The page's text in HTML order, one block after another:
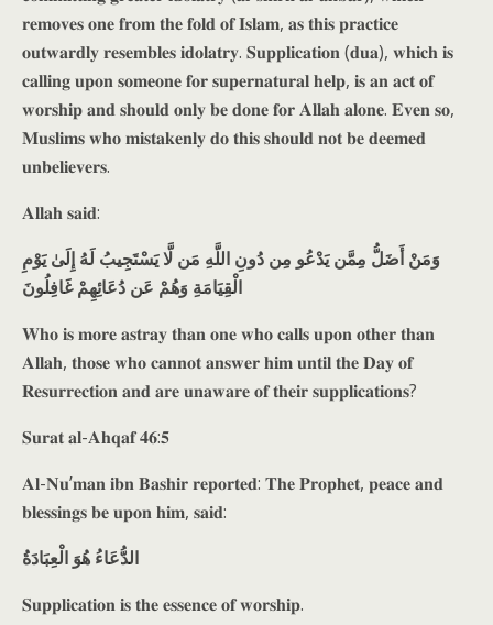
𝐫𝐞𝐦𝐨𝐯𝐞𝐬 𝐨𝐧𝐞 𝐟𝐫𝐨𝐦 𝐭𝐡𝐞 𝐟𝐨𝐥𝐝 𝐨𝐟 𝐈𝐬𝐥𝐚𝐦, 𝐚𝐬 𝐭𝐡𝐢𝐬 𝐩𝐫𝐚𝐜𝐭𝐢𝐜𝐞
𝐨𝐮𝐭𝐰𝐚𝐫𝐝𝐥𝐲 𝐫𝐞𝐬𝐞𝐦𝐛𝐥𝐞𝐬 𝐢𝐝𝐨𝐥𝐚𝐭𝐫𝐲. 𝐒𝐮𝐩𝐩𝐥𝐢𝐜𝐚𝐭𝐢𝐨𝐧 (𝐝𝐮𝐚), 𝐰𝐡𝐢𝐜𝐡 𝐢𝐬
𝐜𝐚𝐥𝐥𝐢𝐧𝐠 𝐮𝐩𝐨𝐧 𝐬𝐨𝐦𝐞𝐨𝐧𝐞 𝐟𝐨𝐫 𝐬𝐮𝐩𝐞𝐫𝐧𝐚𝐭𝐮𝐫𝐚𝐥 𝐡𝐞𝐥𝐩, 𝐢𝐬 𝐚𝐧 𝐚𝐜𝐭 𝐨𝐟
𝐰𝐨𝐫𝐬𝐡𝐢𝐩 𝐚𝐧𝐝 𝐬𝐡𝐨𝐮𝐥𝐝 𝐨𝐧𝐥𝐲 𝐛𝐞 𝐝𝐨𝐧𝐞 𝐟𝐨𝐫 𝐀𝐥𝐥𝐚𝐡 𝐚𝐥𝐨𝐧𝐞. 𝐄𝐯𝐞𝐧 𝐬𝐨,
𝐌𝐮𝐬𝐥𝐢𝐦𝐬 𝐰𝐡𝐨 𝐦𝐢𝐬𝐭𝐚𝐤𝐞𝐧𝐥𝐲 𝐝𝐨 𝐭𝐡𝐢𝐬 𝐬𝐡𝐨𝐮𝐥𝐝 𝐧𝐨𝐭 𝐛𝐞 𝐝𝐞𝐞𝐦𝐞𝐝
𝐮𝐧𝐛𝐞𝐥𝐢𝐞𝐯𝐞𝐫𝐬.
𝐀𝐥𝐥𝐚𝐡 𝐬𝐚𝐢𝐝:
وَمَنْ أَضَلُّ مِمَّن يَدْعُو مِن دُونِ اللَّهِ مَن لَّا يَسْتَجِيبُ لَهُ إِلَىٰ يَوْمِ
الْقِيَامَةِ وَهُمْ عَن دُعَائِهِمْ غَافِلُونَ
𝐖𝐡𝐨 𝐢𝐬 𝐦𝐨𝐫𝐞 𝐚𝐬𝐭𝐫𝐚𝐲 𝐭𝐡𝐚𝐧 𝐨𝐧𝐞 𝐰𝐡𝐨 𝐜𝐚𝐥𝐥𝐬 𝐮𝐩𝐨𝐧 𝐨𝐭𝐡𝐞𝐫 𝐭𝐡𝐚𝐧
𝐀𝐥𝐥𝐚𝐡, 𝐭𝐡𝐨𝐬𝐞 𝐰𝐡𝐨 𝐜𝐚𝐧𝐧𝐨𝐭 𝐚𝐧𝐬𝐰𝐞𝐫 𝐡𝐢𝐦 𝐮𝐧𝐭𝐢𝐥 𝐭𝐡𝐞 𝐃𝐚𝐲 𝐨𝐟
𝐑𝐞𝐬𝐮𝐫𝐫𝐞𝐜𝐭𝐢𝐨𝐧 𝐚𝐧𝐝 𝐚𝐫𝐞 𝐮𝐧𝐚𝐰𝐚𝐫𝐞 𝐨𝐟 𝐭𝐡𝐞𝐢𝐫 𝐬𝐮𝐩𝐩𝐥𝐢𝐜𝐚𝐭𝐢𝐨𝐧𝐬?
𝐒𝐮𝐫𝐚𝐭 𝐚𝐥-𝐀𝐡𝐪𝐚𝐟 𝟒𝟔:𝟓
𝐀𝐥-𝐍𝐮’𝐦𝐚𝐧 𝐢𝐛𝐧 𝐁𝐚𝐬𝐡𝐢𝐫 𝐫𝐞𝐩𝐨𝐫𝐭𝐞𝐝: 𝐓𝐡𝐞 𝐏𝐫𝐨𝐩𝐡𝐞𝐭, 𝐩𝐞𝐚𝐜𝐞 𝐚𝐧𝐝
𝐛𝐥𝐞𝐬𝐬𝐢𝐧𝐠𝐬 𝐛𝐞 𝐮𝐩𝐨𝐧 𝐡𝐢𝐦, 𝐬𝐚𝐢𝐝:
الدُّعَاءُ هُوَ الْعِبَادَةُ
𝐒𝐮𝐩𝐩𝐥𝐢𝐜𝐚𝐭𝐢𝐨𝐧 𝐢𝐬 𝐭𝐡𝐞 𝐞𝐬𝐬𝐞𝐧𝐜𝐞 𝐨𝐟 𝐰𝐨𝐫𝐬𝐡𝐢𝐩.